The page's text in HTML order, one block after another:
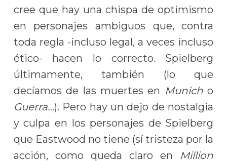
cree que hay una chispa de optimismo
en personajes ambiguos que, contra
toda regla -incluso legal, a veces incluso
ético- hacen lo correcto. Spielberg
últimamente, también (lo que
decíamos de las muertes en Municho
Guerra…). Pero hay un dejo de nostalgia
y culpa en los personajes de Spielberg
que Eastwood no tiene (sí tristeza por la
acción, como queda claro en Million